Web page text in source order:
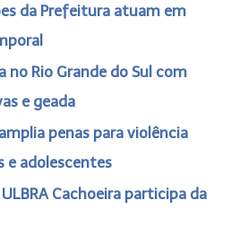
da Prefeitura atuam em
no Rio Grande do Sul com
e geada
penas para violência
e adolescentes
Cachoeira participa da